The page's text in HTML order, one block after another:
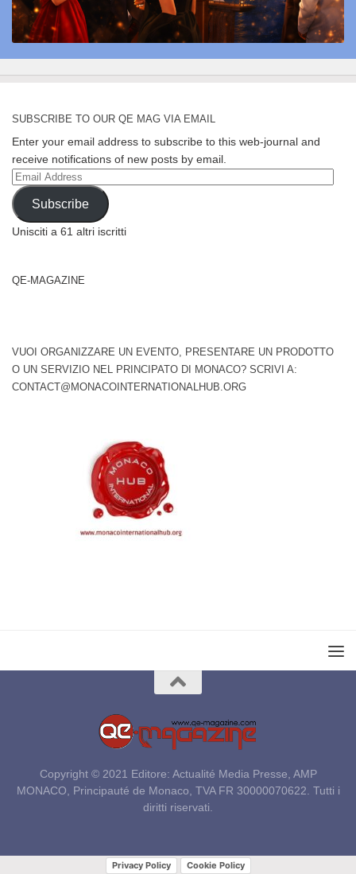
SUBSCRIBE TO OUR QE MAG VIA EMAIL
Enter your email address to subscribe to this web-journal and
receive notifications of new posts by email.
Email
Address
Subscribe
Unisciti a 61 altri iscritti
QE-MAGAZINE
VUOI ORGANIZZARE UN EVENTO, PRESENTARE UN PRODOTTO
O UN SERVIZIO NEL PRINCIPATO DI MONACO? SCRIVI A:
CONTACT@MONACOINTERNATIONALHUB.ORG
Copyright © 2021 Editore: Actualité Media Presse, AMP
MONACO, Principauté de Monaco, TVA FR 30000070622. Tutti i
diritti riservati.
Privacy Policy Cookie Policy